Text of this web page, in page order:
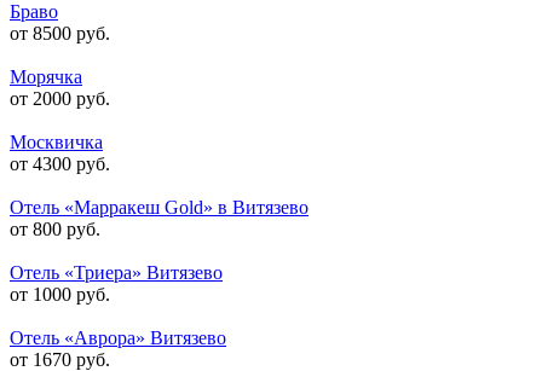
Браво
от 8500 руб.
Морячка
от 2000 руб.
Москвичка
от 4300 руб.
Отель «Марракеш Gold» в Витязево
от 800 руб.
Отель «Триера» Витязево
от 1000 руб.
Отель «Аврора» Витязево
от 1670 руб.